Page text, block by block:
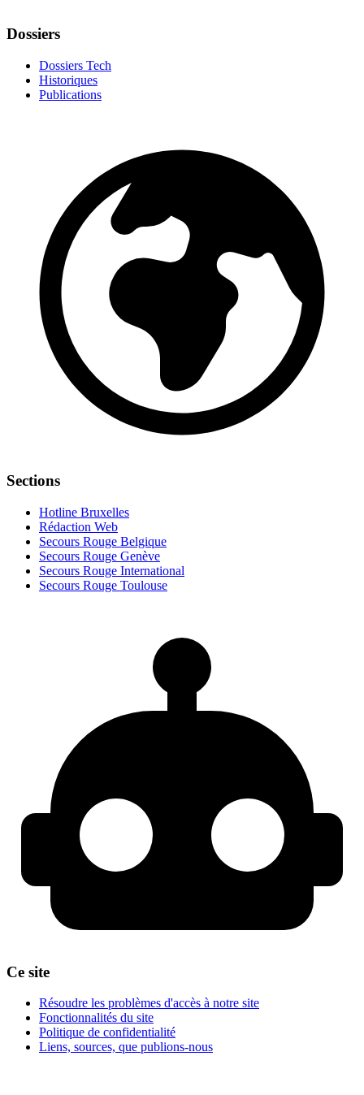
Dossiers
Dossiers Tech
Historiques
Publications
Sections
Hotline Bruxelles
Rédaction Web
Secours Rouge Belgique
Secours Rouge Genève
Secours Rouge International
Secours Rouge Toulouse
Ce site
Résoudre les problèmes d'accès à notre site
Fonctionnalités du site
Politique de confidentialité
Liens, sources, que publions-nous